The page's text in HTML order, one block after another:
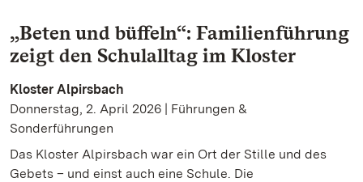
„Beten und büffeln“: Familienführung
zeigt den Schulalltag im Kloster
Kloster Alpirsbach
Donnerstag, 2. April 2026 | Führungen &
Sonderführungen
Das Kloster Alpirsbach war ein Ort der Stille und des
Gebets – und einst auch eine Schule. Die